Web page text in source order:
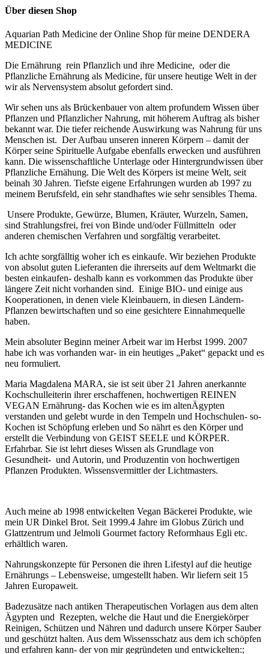
Über diesen Shop
Aquarian Path Medicine der Online Shop für meine DENDERA
MEDICINE
Die Ernährung rein Pflanzlich und ihre Medicine, oder die
Pflanzliche Ernährung als Medicine, für unsere heutige Welt in der
wir als Nervensystem absolut gefordert sind.
Wir sehen uns als Brückenbauer von altem profundem Wissen über
Pflanzen und Pflanzlicher Nahrung, mit höherem Auftrag als bisher
bekannt war. Die tiefer reichende Auswirkung was Nahrung für uns
Menschen ist. Der Aufbau unseren inneren Körpern – damit der
Körper seine Spirituelle Aufgabe ebenfalls erwecken und ausführen
kann. Die wissenschaftliche Unterlage oder Hintergrundwissen über
Pflanzliche Ernähung. Die Welt des Körpers ist meine Welt, seit
beinah 30 Jahren. Tiefste eigene Erfahrungen wurden ab 1997 zu
meinem Berufsfeld, ein sehr standhaftes wie sehr sensibles Thema.
Unsere Produkte, Gewürze, Blumen, Kräuter, Wurzeln, Samen,
sind Strahlungsfrei, frei von Binde und/oder Füllmitteln oder
anderen chemischen Verfahren und sorgfältig verarbeitet.
Ich achte sorgfälltig woher ich es einkaufe. Wir beziehen Produkte
von absolut guten Lieferanten die ihrerseits auf dem Weltmarkt die
besten einkaufen- deshalb kann es vorkommen das Produkte über
längere Zeit nicht vorhanden sind. Einige BIO- und einige aus
Kooperationen, in denen viele Kleinbauern, in diesen Ländern-
Pflanzen bewirtschaften und so eine gesichtere Einnahmequelle
haben.
Mein absoluter Beginn meiner Arbeit war im Herbst 1999. 2007
habe ich was vorhanden war- in ein heutiges „Paket“ gepackt und es
neu formuliert.
Maria Magdalena MARA, sie ist seit über 21 Jahren anerkannte
Kochschulleiterin ihrer erschaffenen, hochwertigen REINEN
VEGAN Ernährung- das Kochen wie es im altenÄgypten
verstanden und gelebt wurde in den Tempeln und Hochschulen- so-
Kochen ist Schöpfung erleben und So nährt es den Körper und
erstellt die Verbindung von GEIST SEELE und KÖRPER.
Erfahrbar. Sie ist lehrt dieses Wissen als Grundlage von
Gesundheit- und Autorin, und Produzentin von hochwertigen
Pflanzen Produkten. Wissensvermittler der Lichtmasters.
Auch meine ab 1998 entwickelten Vegan Bäckerei Produkte, wie
mein UR Dinkel Brot. Seit 1999.4 Jahre im Globus Zürich und
Glattzentrum und Jelmoli Gourmet factory Reformhaus Egli etc.
erhältlich waren.
Nahrungskonzepte für Personen die ihren Lifestyl auf die heutige
Ernährungs – Lebensweise, umgestellt haben. Wir liefern seit 15
Jahren Europaweit.
Badezusätze nach antiken Therapeutischen Vorlagen aus dem alten
Ägypten und Rezepten, welche die Haut und die Energiekörper
Reinigen, Schützen und Nähren und dadurch unsere Körper Sauber
und geschützt halten. Aus dem Wissensschatz aus dem ich schöpfen
und erfahren kann- der von mir gegründeten und entwickelten:;